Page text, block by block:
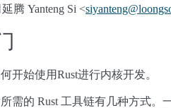
腾 Yanteng Si <siyanteng@
开始使用Rust进行内核开发。
需的 Rust 工具链有几种方式